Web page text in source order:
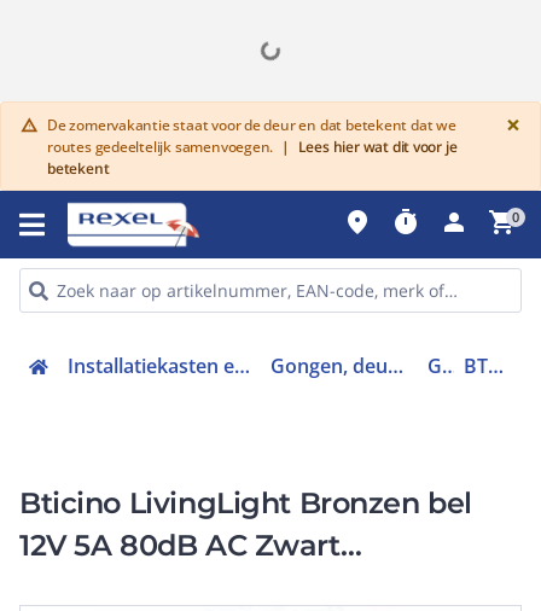
warning De zomervakantie staat voor de deur en dat betekent dat we
routes gedeeltelijk samenvoegen. |
Lees hier wat dit voor je
betekent
×
place timer person shopping_cart0
Installatiekasten en verdeelinrichtingen Gongen, deurbellen en trafo's Gong BTL4351/12
Bticino LivingLight Bronzen bel
12V 5A 80dB AC Zwart